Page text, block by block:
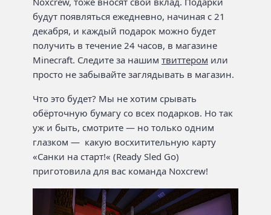
будут появляться ежедневно, начиная с 21
декабря, и каждый подарок можно будет
получить в течение 24 часов, в магазине
Minecraft. Следите за нашим твиттером или
просто не забывайте заглядывать в магазин.
Что это будет? Мы не хотим срывать
обёрточную бумагу со всех подарков. Но так
уж и быть, смотрите — но только одним
глазком — какую восхитительную карту
«Санки на старт!« (Ready Sled Go)
приготовила для вас команда Noxcrew!